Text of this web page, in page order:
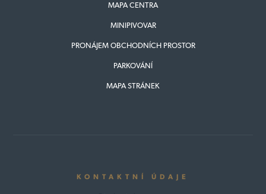
MAPA CENTRA
MINIPIVOVAR
PRONÁJEM OBCHODNÍCH PROSTOR
PARKOVÁNÍ
MAPA STRÁNEK
KONTAKTNÍ ÚDAJE